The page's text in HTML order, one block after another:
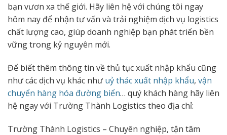
bạn vươn xa thế giới. Hãy liên hệ với chúng tôi ngay
hôm nay để nhận tư vấn và trải nghiệm dịch vụ logistics
chất lượng cao, giúp doanh nghiệp bạn phát triển bền
vững trong kỷ nguyên mới.
Để biết thêm thông tin về thủ tục xuất nhập khẩu cũng
như các dịch vụ khác như uỷ thác xuất nhập khẩu, vận
chuyển hàng hóa đường biển… quý khách hàng hãy liên
hệ ngay với Trường Thành Logistics theo địa chỉ:
Trường Thành Logistics – Chuyên nghiệp, tận tâm